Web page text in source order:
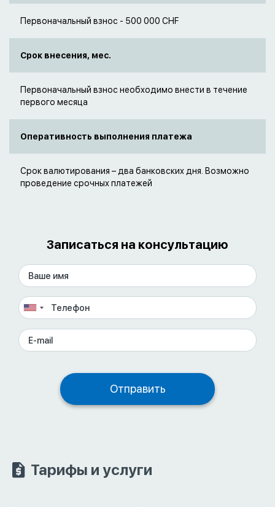
Первоначальный взнос - 500 000 CHF
Срок внесения, мес.
Первоначальный взнос необходимо внести в течение
первого месяца
Оперативность выполнения платежа
Срок валютирования – два банковских дня. Возможно
проведение срочных платежей
Записаться на консультацию
Тарифы и услуги